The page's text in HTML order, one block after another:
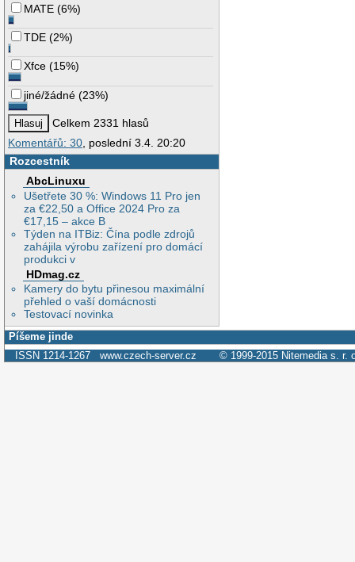
MATE (6%)
TDE (2%)
Xfce (15%)
jiné/žádné (23%)
Celkem 2331 hlasů
Komentářů: 30, poslední 3.4. 20:20
Rozcestník
AbcLinuxu
Ušetřete 30 %: Windows 11 Pro jen
za €22,50 a Office 2024 Pro za
€17,15 – akce B
Týden na ITBiz: Čína podle zdrojů
zahájila výrobu zařízení pro domácí
produkci v
HDmag.cz
Kamery do bytu přinesou maximální
přehled o vaší domácnosti
Testovací novinka
Píšeme jinde
ISSN 1214-1267 www.czech-server.cz © 1999-2015 Nitemedia s. r.